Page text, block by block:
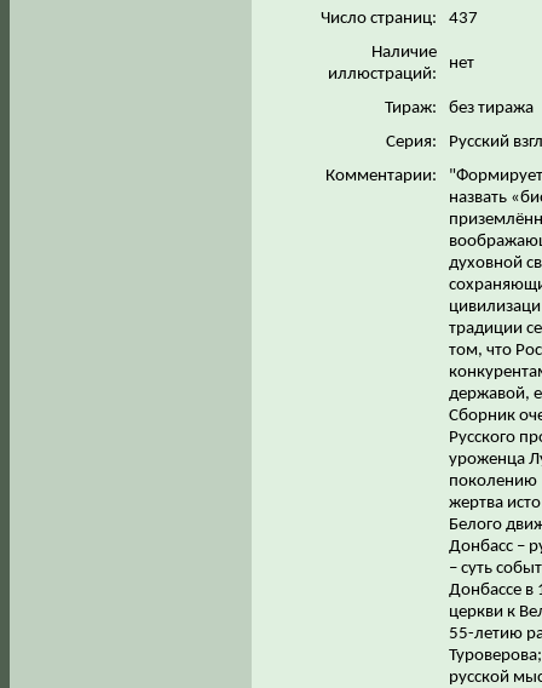
Число страниц:
437
Наличие
иллюстраций:
нет
Тираж:
без тиража
Серия:
Русский
Комментарии:
назвать
духовной
традиции
том, что
державой,
Сборник
Русского
уроженца
поколению
жертва
Белого
Донбасс –
– суть
Донбассе в
церкви к
55-летию
русской